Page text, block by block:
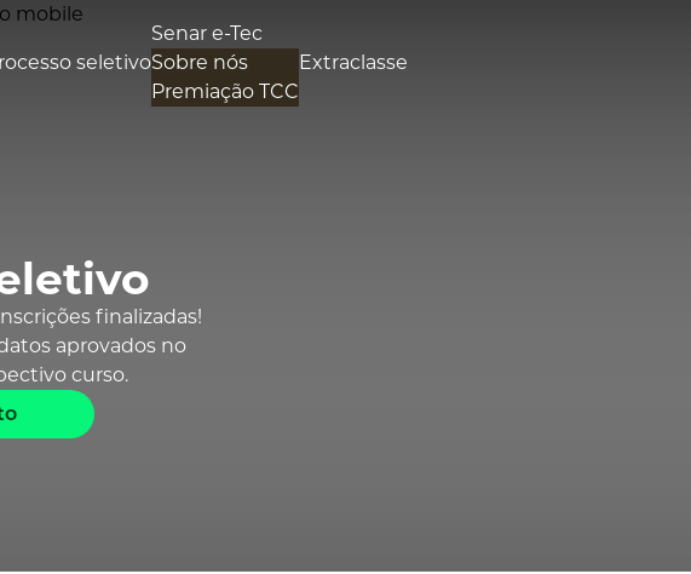
seletivo
Senar e-Tec
Sobre nós
Premiação TCC
Extraclasse
finalizadas!
aprovados no
curso.